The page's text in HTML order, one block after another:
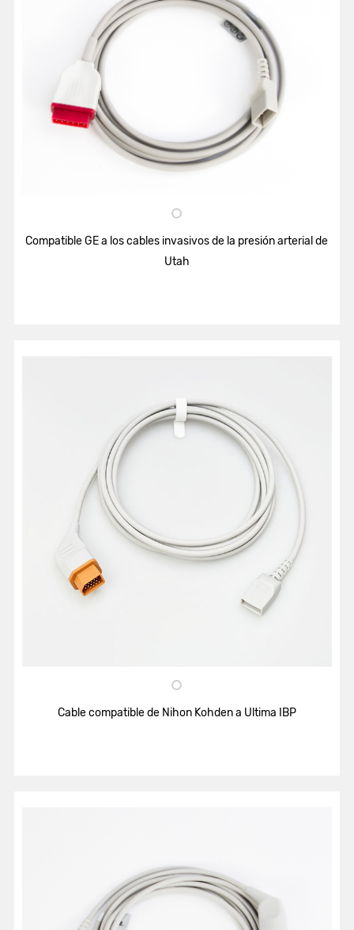
Compatible GE a los cables invasivos de la presión arterial de
Utah
Cable compatible de Nihon Kohden a Ultima IBP